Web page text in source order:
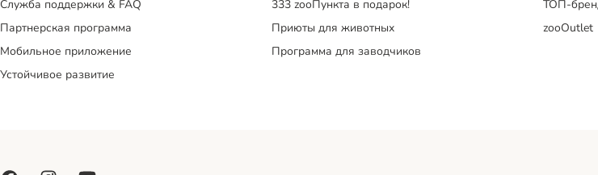
Служба поддержки & FAQ
Партнерская программа
Мобильное приложение
Устойчивое развитие
333 zooПункта в подарок!
Приюты для животных
Программа для заводчиков
ТОП-
zooOutlet